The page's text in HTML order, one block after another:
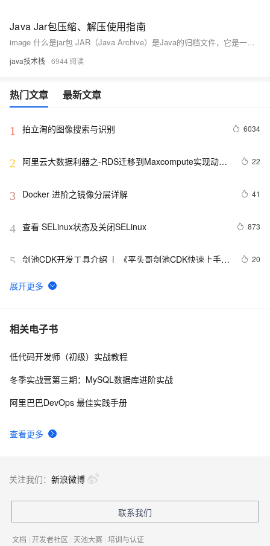
Java Jar包压缩、解压使用指南
image 什么是jar包 JAR（Java Archive）是Java的归档文件，它是一种与平台无关的文件格式，它允许将许多文件组合成一个压缩文件。
java技术栈 6944
热门文章 最新文章
1 拍立淘的图像搜索与识别 6034
2
阿里云大数据利器之-RDS迁移到Maxcompute实现动态
22
3 Docker 进阶之镜像分层详解 41
4 查看 SELinux状态及关闭SELinux 873
5 剑池CDK开发工具介绍  |  《平头哥剑池CDK快速上手指
20
6 WebAssembly 在 MOSN 中的实践 - 基础框架篇
7 userdel使用说明
8 自己看系统的“系统还原”
相关电子书
查看更多
低代码开发师（初级）实战教程
冬季实战营第三期：MySQL数据库进阶实战
阿里巴巴DevOps 最佳实践手册
关注我们： 新浪微博
联系我们
文档 | 开发者社区 | 天池大赛 | 培训与认证